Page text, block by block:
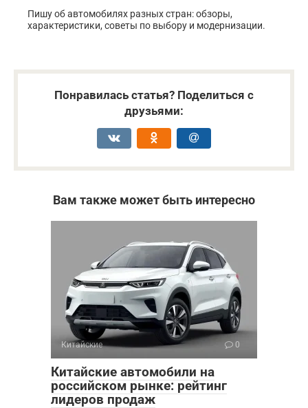
Пишу об автомобилях разных стран: обзоры,
характеристики, советы по выбору и модернизации.
Понравилась статья? Поделиться с
друзьями:
Вам также может быть интересно
Китайские 0
Китайские автомобили на
российском рынке: рейтинг
лидеров продаж